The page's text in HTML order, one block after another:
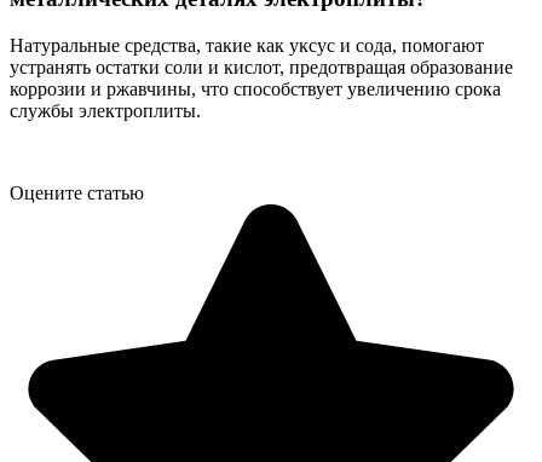
Натуральные средства, такие как уксус и сода, помогают
устранять остатки соли и кислот, предотвращая образование
коррозии и ржавчины, что способствует увеличению срока
службы электроплиты.
Оцените статью